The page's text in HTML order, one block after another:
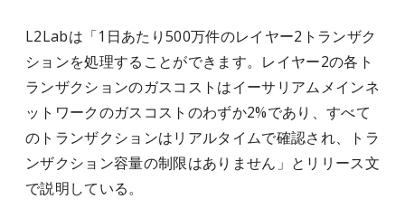
L2Labは「1日あたり500万件のレイヤー2トランザク
ションを処理することができます。レイヤー2の各ト
ランザクションのガスコストはイーサリアムメインネ
ットワークのガスコストのわずか2%であり、すべて
のトランザクションはリアルタイムで確認され、トラ
ンザクション容量の制限はありません」とリリース文
で説明している。